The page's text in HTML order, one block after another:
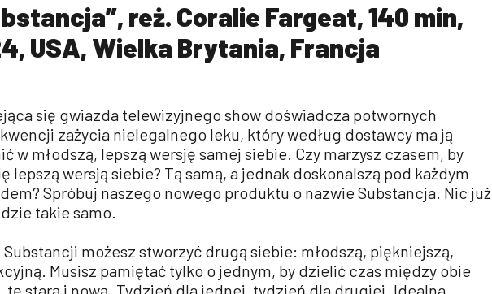
reż. Coralie Fargeat, 140 min,
USA, Wielka Brytania, Francja
się gwiazda telewizyjnego show doświadcza potwornych
zażycia nielegalnego leku, który według dostawcy ma ją
w młodszą, lepszą wersję samej siebie. Czy marzysz czasem, by
lepszą wersją siebie? Tą samą, a jednak doskonalszą pod każdym
Spróbuj naszego nowego produktu o nazwie Substancja. Nic już
takie samo.
Substancji możesz stworzyć drugą siebie: młodszą, piękniejszą,
Musisz pamiętać tylko o jednym, by dzielić czas między obie
tę starą i nową. Tydzień dla jednej, tydzień dla drugiej. Idealna